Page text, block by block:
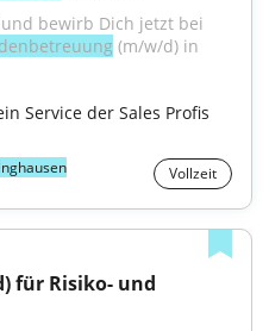
bewirb Dich jetzt bei
(m/w/d) in
Service der Sales Profis
Vollzeit
für Risiko- und